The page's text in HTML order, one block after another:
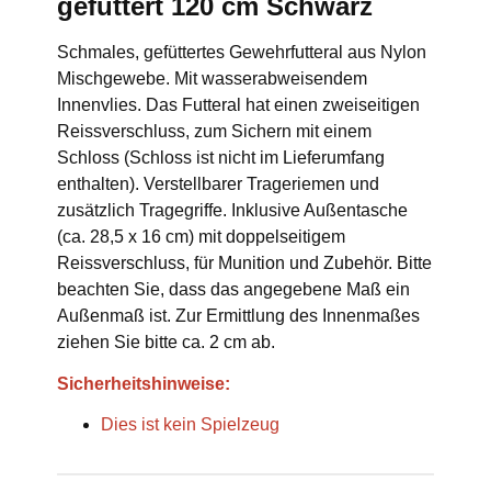
gefüttert 120 cm Schwarz
Schmales, gefüttertes Gewehrfutteral aus Nylon
Mischgewebe. Mit wasserabweisendem
Innenvlies. Das Futteral hat einen zweiseitigen
Reissverschluss, zum Sichern mit einem
Schloss (Schloss ist nicht im Lieferumfang
enthalten). Verstellbarer Trageriemen und
zusätzlich Tragegriffe. Inklusive Außentasche
(ca. 28,5 x 16 cm) mit doppelseitigem
Reissverschluss, für Munition und Zubehör. Bitte
beachten Sie, dass das angegebene Maß ein
Außenmaß ist. Zur Ermittlung des Innenmaßes
ziehen Sie bitte ca. 2 cm ab.
Sicherheitshinweise:
Dies ist kein Spielzeug